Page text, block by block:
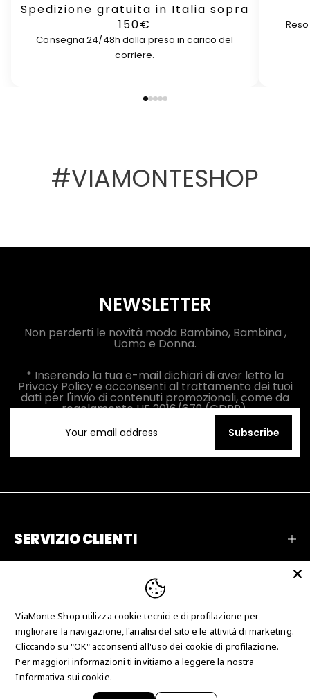
Spedizione gratuita in Italia sopra
150€
Consegna 24/48h dalla presa in carico del
corriere.
#VIAMONTESHOP
NEWSLETTER
Non perderti le novità moda Bambino, Bambina ,
Uomo e Donna.
* Inserendo la tua e-mail dichiari di aver letto la
Privacy Policy e acconsenti al trattamento dei tuoi
dati per l'invio di contenuti promozionali, come da
regolamento UE 2016/679 (GDPR).
Subscribe
SERVIZIO CLIENTI
AZIENDA
CONTATTI
Copyright © 2026 Just Collection Man srl - P.IVA
IT03625700780 - N° REA CS-247666
ViaMonte Shop utilizza cookie tecnici e di profilazione per
migliorare la navigazione, l'analisi del sito e le attività di marketing.
Cliccando su "OK" acconsenti all'uso dei cookie di profilazione.
Per maggiori informazioni ti invitiamo a leggere la nostra
Informativa sui cookie.